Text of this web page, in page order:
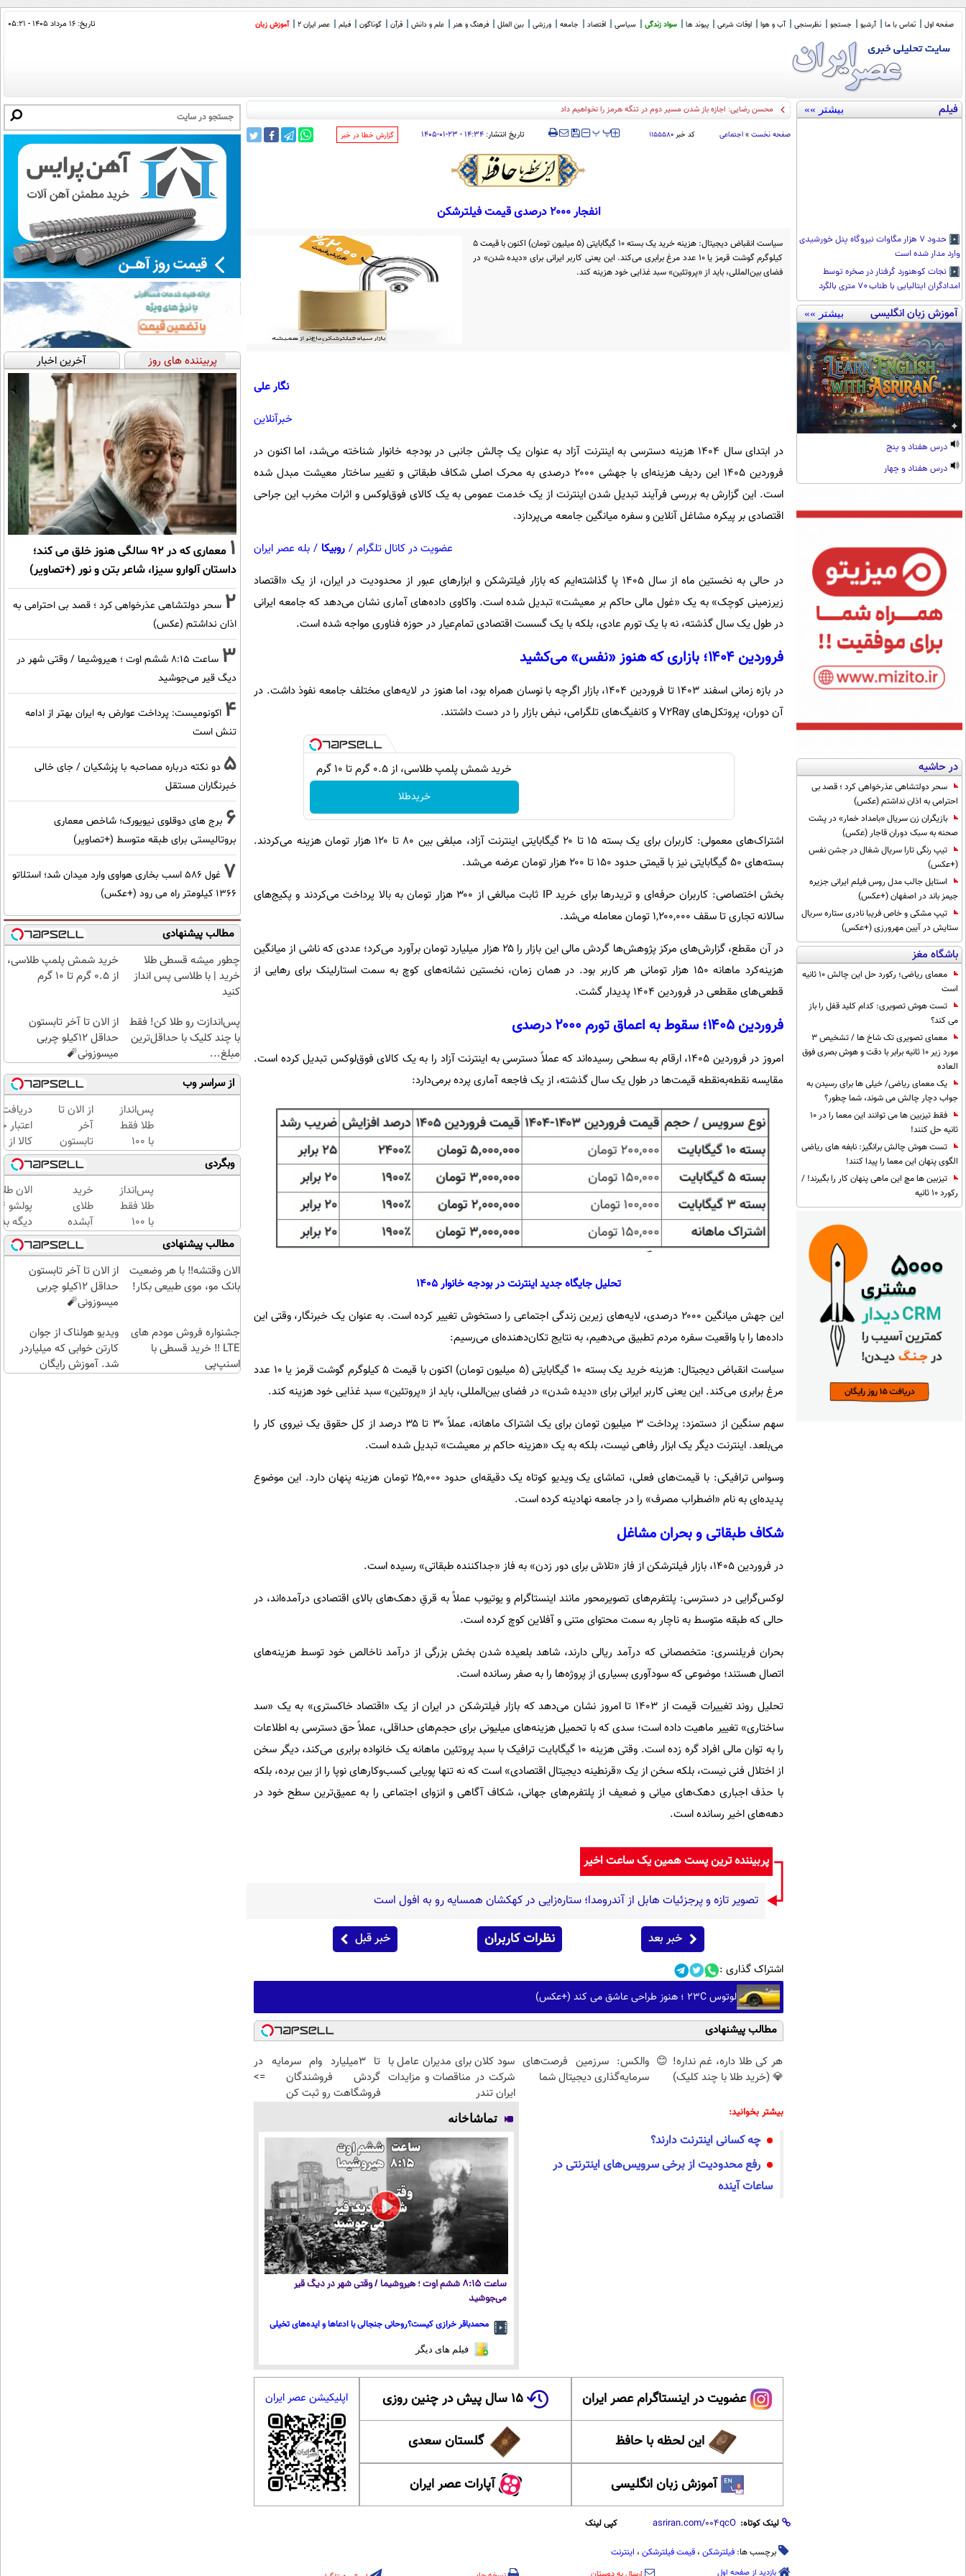
صفحه اول تماس با ما آرشیو جستجو نظرسنجی آب و هوا اوقات شرعی پیوند ها سواد زندگی سیاسی اقتصاد جامعه ورزشی بین الملل فرهنگ و هنر علم و دانش قرآن گوناگون فیلم عصر ایران 2 آموزش زبان تاریخ: ۱۶ مرداد ۱۴۰۵ - ۰۵:۲۱
فیلم بیشتر »»
حدود ۷ هزار مگاوات نیروگاه پنل خورشیدی
وارد مدار شده است
نجات کوهنورد گرفتار در صخره توسط
امدادگران ایتالیایی با طناب ۷۰ متری بالگرد
آموزش زبان انگلیسی بیشتر »»
درس هفتاد و پنج
درس هفتاد و چهار
در حاشیه
سحر دولتشاهی عذرخواهی کرد ؛ قصد بی
احترامی به اذان نداشتم (عکس)
بازیگران زن سریال «بامداد خمار» در پشت
صحنه به سبک دوران قاجار (عکس)
تیپ رنگی تارا سریال شغال در جشن نفس
(+عکس)
استایل جالب مدل روس فیلم ایرانی جزیره
جیمز باند در اصفهان (+عکس)
تیپ مشکی و خاص فریبا نادری ستاره سریال
ستایش در آیین مهرورزی (+عکس)
باشگاه مغز
معمای ریاضی؛ رکورد حل این چالش 10 ثانیه
است
تست هوش تصویری: کدام کلید قفل را باز
می کند؟
معمای تصویری تک شاخ ها / تشخیص 3
مورد زیر 10 ثانیه برابر با دقت و هوش بصری فوق
العاده
یک معمای ریاضی/ خیلی ها برای رسیدن به
جواب دچار چالش می شوند، شما چطور؟
فقط تیزبین ها می توانند این معما را در 10
ثانیه حل کنند!
تست هوش چالش برانگیز: نابغه های ریاضی
الگوی پنهان این معما را پیدا کنند!
تیزبین ها مچ این ماهی پنهان کار را بگیرند! /
رکورد 10 ثانیه
محسن رضایی: اجازه باز شدن مسیر دوم در تنگه هرمز را نخواهیم داد
صفحه نخست » اجتماعی کد خبر ۱۱۵۵۵۸۰ ‍‍‍ پپ تاریخ انتشار: ۱۴:۳۴ - ۲۳-۰۱-۱۴۰۵ ‌گزارش خطا در خبر
انفجار ۲۰۰۰ درصدی قیمت فیلترشکن
سیاست انقباض دیجیتال: هزینه خرید یک بسته ۱۰ گیگابایتی (۵ میلیون تومان) اکنون با قیمت ۵
کیلوگرم گوشت قرمز یا ۱۰ عدد مرغ برابری می‌کند. این یعنی کاربر ایرانی برای «دیده شدن» در
فضای بین‌المللی، باید از «پروتئین» سبد غذایی خود هزینه کند.
نگار علی
خبرآنلاین
در ابتدای سال ۱۴۰۴ هزینه‌ دسترسی به اینترنت آزاد به عنوان یک چالش جانبی در بودجه خانوار شناخته می‌شد، اما اکنون در
فروردین ۱۴۰۵ این ردیف هزینه‌ای با جهشی ۲۰۰۰ درصدی به محرک اصلی شکاف طبقاتی و تغییر ساختار معیشت مبدل شده
است. این گزارش به بررسی فرآیند تبدیل شدن اینترنت از یک خدمت عمومی به یک کالای فوق‌لوکس و اثرات مخرب این جراحی
اقتصادی بر پیکره‌ مشاغل آنلاین و سفره‌ میانگین جامعه می‌پردازد.
عضویت در کانال تلگرام / روبیکا / بله عصر ایران
در حالی به نخستین ماه از سال ۱۴۰۵ پا گذاشته‌ایم که بازار فیلترشکن و ابزارهای عبور از محدودیت در ایران، از یک «اقتصاد
زیرزمینی کوچک» به یک «غول مالی حاکم بر معیشت» تبدیل شده است. واکاوی داده‌های آماری نشان می‌دهد که جامعه ایرانی
در طول یک سال گذشته، نه با یک تورم عادی، بلکه با یک گسست اقتصادی تمام‌عیار در حوزه فناوری مواجه شده است.
فروردین ۱۴۰۴؛ بازاری که هنوز «نفس» می‌کشید
در بازه زمانی اسفند ۱۴۰۳ تا فروردین ۱۴۰۴، بازار اگرچه با نوسان همراه بود، اما هنوز در لایه‌های مختلف جامعه نفوذ داشت. در
آن دوران، پروتکل‌های V۲Ray و کانفیگ‌های تلگرامی، نبض بازار را در دست داشتند.
خرید شمش پلمپ طلاسی، از ۰.۵ گرم تا ۱۰ گرم
خریدطلا
اشتراک‌های معمولی: کاربران برای یک بسته ۱۵ تا ۲۰ گیگابایتی اینترنت آزاد، مبلغی بین ۸۰ تا ۱۲۰ هزار تومان هزینه می‌کردند.
بسته‌های ۵۰ گیگابایتی نیز با قیمتی حدود ۱۵۰ تا ۲۰۰ هزار تومان عرضه می‌شد.
بخش اختصاصی: کاربران حرفه‌ای و تریدرها برای خرید IP ثابت مبالغی از ۳۰۰ هزار تومان به بالا پرداخت می‌کردند و پکیج‌های
سالانه تجاری تا سقف ۱,۲۰۰,۰۰۰ تومان معامله می‌شد.
در آن مقطع، گزارش‌های مرکز پژوهش‌ها گردش مالی این بازار را ۲۵ هزار میلیارد تومان برآورد می‌کرد؛ عددی که ناشی از میانگین
هزینه‌کرد ماهانه ۱۵۰ هزار تومانی هر کاربر بود. در همان زمان، نخستین نشانه‌های کوچ به سمت استارلینک برای رهایی از
قطعی‌های مقطعی در فروردین ۱۴۰۴ پدیدار گشت.
فروردین ۱۴۰۵؛ سقوط به اعماق تورم ۲۰۰۰ درصدی
امروز در فروردین ۱۴۰۵، ارقام به سطحی رسیده‌اند که عملاً دسترسی به اینترنت آزاد را به یک کالای فوق‌لوکس تبدیل کرده است.
مقایسه نقطه‌به‌نقطه قیمت‌ها در طول یک سال گذشته، از یک فاجعه آماری پرده برمی‌دارد:
تحلیل جایگاه جدید اینترنت در بودجه خانوار ۱۴۰۵
این جهش میانگین ۲۰۰۰ درصدی، لایه‌های زیرین زندگی اجتماعی را دستخوش تغییر کرده است. به عنوان یک خبرنگار، وقتی این
داده‌ها را با واقعیت سفره مردم تطبیق می‌دهیم، به نتایج تکان‌دهنده‌ای می‌رسیم:
سیاست انقباض دیجیتال: هزینه خرید یک بسته ۱۰ گیگابایتی (۵ میلیون تومان) اکنون با قیمت ۵ کیلوگرم گوشت قرمز یا ۱۰ عدد
مرغ برابری می‌کند. این یعنی کاربر ایرانی برای «دیده شدن» در فضای بین‌المللی، باید از «پروتئین» سبد غذایی خود هزینه کند.
سهم سنگین از دستمزد: پرداخت ۳ میلیون تومان برای یک اشتراک ماهانه، عملاً ۳۰ تا ۳۵ درصد از کل حقوق یک نیروی کار را
می‌بلعد. اینترنت دیگر یک ابزار رفاهی نیست، بلکه به یک «هزینه حاکم بر معیشت» تبدیل شده است.
وسواس ترافیکی: با قیمت‌های فعلی، تماشای یک ویدیو کوتاه یک دقیقه‌ای حدود ۲۵,۰۰۰ تومان هزینه پنهان دارد. این موضوع
پدیده‌ای به نام «اضطراب مصرف» را در جامعه نهادینه کرده است.
شکاف طبقاتی و بحران مشاغل
در فروردین ۱۴۰۵، بازار فیلترشکن از فاز «تلاش برای دور زدن» به فاز «جداکننده طبقاتی» رسیده است.
لوکس‌گرایی در دسترسی: پلتفرم‌های تصویرمحور مانند اینستاگرام و یوتیوب عملاً به قرقِ دهک‌های بالای اقتصادی درآمده‌اند، در
حالی که طبقه متوسط به ناچار به سمت محتوای متنی و آفلاین کوچ کرده است.
بحران فریلنسری: متخصصانی که درآمد ریالی دارند، شاهد بلعیده شدن بخش بزرگی از درآمد ناخالص خود توسط هزینه‌های
اتصال هستند؛ موضوعی که سودآوری بسیاری از پروژه‌ها را به صفر رسانده است.
تحلیل روند تغییرات قیمت از ۱۴۰۳ تا امروز نشان می‌دهد که بازار فیلترشکن در ایران از یک «اقتصاد خاکستری» به یک «سد
ساختاری» تغییر ماهیت داده است؛ سدی که با تحمیل هزینه‌های میلیونی برای حجم‌های حداقلی، عملاً حق دسترسی به اطلاعات
را به توان مالی افراد گره زده است. وقتی هزینه ۱۰ گیگابایت ترافیک با سبد پروتئین ماهانه یک خانواده برابری می‌کند، دیگر سخن
از اختلال فنی نیست، بلکه سخن از یک «قرنطینه دیجیتال اقتصادی» است که نه تنها پویایی کسب‌وکارهای نوپا را از بین برده، بلکه
با حذف اجباری دهک‌های میانی و ضعیف از پلتفرم‌های جهانی، شکاف آگاهی و انزوای اجتماعی را به عمیق‌ترین سطح خود در
دهه‌های اخیر رسانده است.
پربیننده ترین پست همین یک ساعت اخیر
تصویر تازه و پرجزئیات هابل از آندرومدا؛ ستاره‌زایی در کهکشان همسایه رو به افول است
خبر بعد نظرات کاربران خبر قبل
اشتراک گذاری :
لوتوس 23C ؛ هنوز طراحی عاشق می کند (+عکس)
مطالب پیشنهادی
هر کی طلا داره، غم نداره! 😊
💎 (خرید طلا با چند کلیک)
والکس: سرزمین فرصت‌های
سرمایه‌گذاری دیجیتال شما
سود کلان برای مدیران عامل با
شرکت در مناقصات و مزایدات
ایران تندر
تا 3میلیارد وام سرمایه در
گردش فروشندگان =>
فروشگاهت رو ثبت کن
بیشتر بخوانید:
چه کسانی اینترنت دارند؟
رفع محدودیت از برخی سرویس‌های اینترنتی در
ساعات آینده
تماشاخانه
ساعت ۸:۱۵ ششم اوت ؛ هیروشیما / وقتی شهر در دیگ قیر
می‌جوشید
محمدباقر خرازی کیست؟روحانی جنجالی با ادعاها و ایده‌های تخیلی
فیلم های دیگر
عضویت در اینستاگرام عصر ایران ۱۵ سال پیش در چنین روزی
این لحظه با حافظ گلستان سعدی
آموزش زبان انگلیسی آپارات عصر ایران
اپلیکیشن عصر ایران
لینک کوتاه: کپی لینک
برچسب ها: فیلترشکن ، قیمت فیلترشکن ، اینترنت
بازدید از صفحه اول
پربیننده های روز آخرین اخبار
1
معماری که در 92 سالگی هنوز خلق می کند؛
داستان آلوارو سیزا، شاعر بتن و نور (+تصاویر)
2 سحر دولتشاهی عذرخواهی کرد ؛ قصد بی احترامی به
اذان نداشتم (عکس)
3
ساعت ۸:۱۵ ششم اوت ؛ هیروشیما / وقتی شهر در
دیگ قیر می‌جوشید
4 اکونومیست: پرداخت عوارض به ایران بهتر از ادامه
تنش است
5 دو نکته درباره مصاحبه با پزشکیان / جای خالی
خبرنگاران مستقل
6 برج های دوقلوی نیویورک؛ شاخص معماری
بروتالیستی برای طبقه متوسط (+تصاویر)
7
غول 586 اسب بخاری هواوی وارد میدان شد؛ استلاتو
1366 کیلومتر راه می رود (+عکس)
مطالب پیشنهادی
چطور میشه قسطی طلا
خرید | با طلاسی پس انداز
کنید
خرید شمش پلمپ طلاسی،
از ۰.۵ گرم تا ۱۰ گرم
پس‌اندازت رو طلا کن! فقط
با چند کلیک با حداقل‌ترین
مبلغ...
از الان تا آخر تابستون
حداقل 12کیلو چربی
میسوزونی🧨
از سراسر وب
پس‌انداز
طلا فقط
با ۱۰۰
هزارتومان
(امن و
راحت)
از الان تا
آخر
تابستون
حداقل
12کیلو
چربی
میسوزونی
🧨
دریافت
اعتبار
کالا از
ضامن،
بهره)
وبگردی
پس‌انداز
طلا فقط
با ۱۰۰
هزارتومان
(امن و
راحت)
خرید
طلای
آبشده
حتی با
۱۰۰هزارتومان
الان
دیگه
طلا با
بی‌بهره
مطالب پیشنهادی
الان وقتشه‼️ با هر وضعیت
بانک مو، موی طبیعی بکار!
از الان تا آخر تابستون
حداقل 12کیلو چربی
میسوزونی🧨
جشنواره فروش مودم های
LTE ‼️ خرید قسطی با
اسنپ‌پی
ویدیو هولناک از جوان
کارتن خوابی که میلیاردر
شد. آموزش رایگان